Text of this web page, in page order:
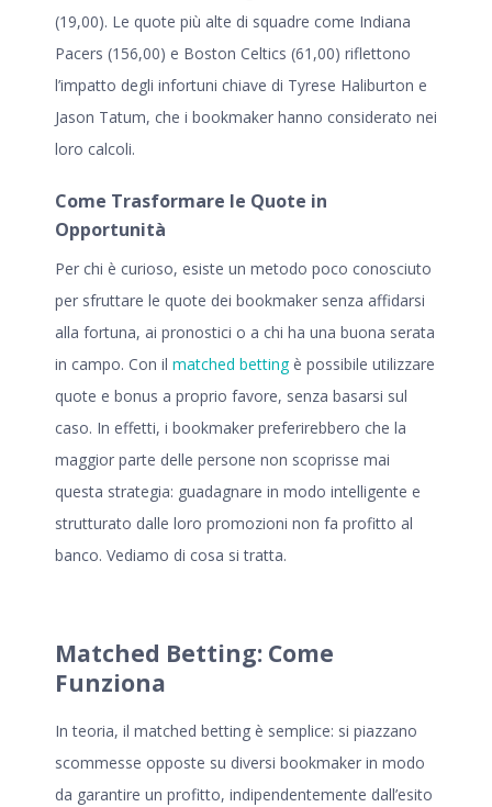
(19,00). Le quote più alte di squadre come Indiana
Pacers (156,00) e Boston Celtics (61,00) riflettono
l’impatto degli infortuni chiave di Tyrese Haliburton e
Jason Tatum, che i bookmaker hanno considerato nei
loro calcoli.
Come Trasformare le Quote in
Opportunità
Per chi è curioso, esiste un metodo poco conosciuto
per sfruttare le quote dei bookmaker senza affidarsi
alla fortuna, ai pronostici o a chi ha una buona serata
in campo. Con il matched bettingè possibile utilizzare
quote e bonus a proprio favore, senza basarsi sul
caso. In effetti, i bookmaker preferirebbero che la
maggior parte delle persone non scoprisse mai
questa strategia: guadagnare in modo intelligente e
strutturato dalle loro promozioni non fa profitto al
banco. Vediamo di cosa si tratta.
Matched Betting: Come
Funziona
In teoria, il matched betting è semplice: si piazzano
scommesse opposte su diversi bookmaker in modo
da garantire un profitto, indipendentemente dall’esito